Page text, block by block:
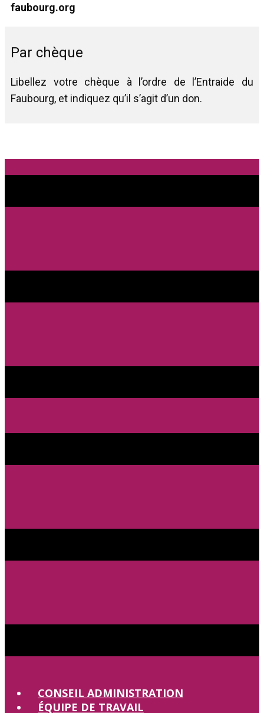
faubourg.org
Par chèque
Libellez votre chèque à l’ordre de l’Entraide du
Faubourg, et indiquez qu’il s’agit d’un don.
CONSEIL ADMINISTRATION
ÉQUIPE DE TRAVAIL